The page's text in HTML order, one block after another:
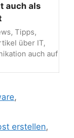
auch als
Tipps,
über IT,
auch auf
,
erstellen,